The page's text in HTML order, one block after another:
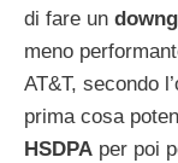
di fare un
meno
AT&T, secondo
prima cosa
HSDPA per poi